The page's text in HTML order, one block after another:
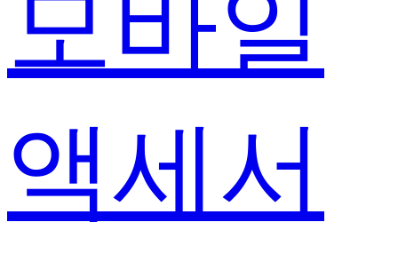
모바일
액세서